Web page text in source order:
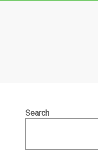
Search